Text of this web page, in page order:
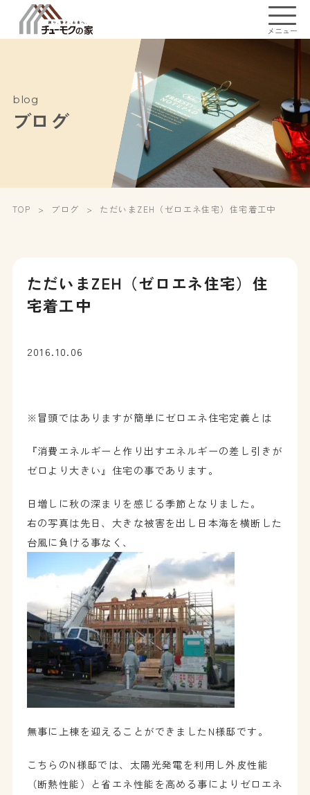
メニュー
blog
ブログ
TOP ブログ ただいまZEH（ゼロエネ住宅）住宅着工中
ただいまZEH（ゼロエネ住宅）住
宅着工中
2016.10.06
※冒頭ではありますが簡単にゼロエネ住宅定義とは
『消費エネルギーと作り出すエネルギーの差し引きが
ゼロより大きい』住宅の事であります。
日増しに秋の深まりを感じる季節となりました。
右の写真は先日、大きな被害を出し日本海を横断した
台風に負ける事なく、
無事に上棟を迎えることができましたN様邸です。
こちらのN様邸では、太陽光発電を利用し外皮性能
（断熱性能）と省エネ性能を高める事によりゼロエネ